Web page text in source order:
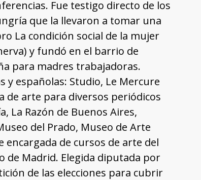
Fue testigo directo de los
que la llevaron a tomar una
La condición social de la mujer
y fundó en el barrio de
para madres trabajadoras.
y españolas: Studio, Le Mercure
de arte para diversos periódicos
La Razón de Buenos Aires,
del Prado, Museo de Arte
encargada de cursos de arte del
de Madrid. Elegida diputada por
de las elecciones para cubrir